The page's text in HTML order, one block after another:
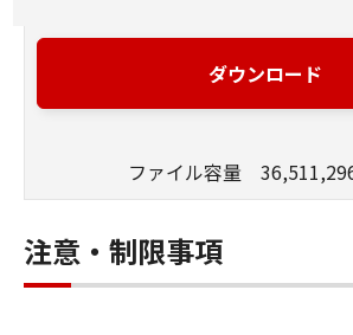
1. GRANT OF LICENSE
Canon grants you a personal,
SOFTWARE solely for the use
connected to the Products (the
Computer").
You may allow other users of
ダウンロード
ファイル容量
注意・制限事項